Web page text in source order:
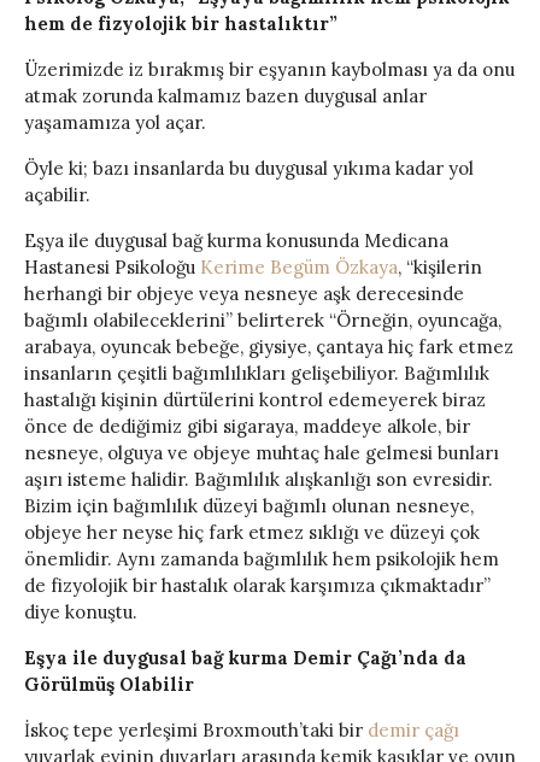
hem de fizyolojik bir hastalıktır”
Üzerimizde iz bırakmış bir eşyanın kaybolması ya da onu
atmak zorunda kalmamız bazen duygusal anlar
yaşamamıza yol açar.
Öyle ki; bazı insanlarda bu duygusal yıkıma kadar yol
açabilir.
Eşya ile duygusal bağ kurma konusunda Medicana
Hastanesi Psikoloğu Kerime Begüm Özkaya, “kişilerin
herhangi bir objeye veya nesneye aşk derecesinde
bağımlı olabileceklerini” belirterek “Örneğin, oyuncağa,
arabaya, oyuncak bebeğe, giysiye, çantaya hiç fark etmez
insanların çeşitli bağımlılıkları gelişebiliyor. Bağımlılık
hastalığı kişinin dürtülerini kontrol edemeyerek biraz
önce de dediğimiz gibi sigaraya, maddeye alkole, bir
nesneye, olguya ve objeye muhtaç hale gelmesi bunları
aşırı isteme halidir. Bağımlılık alışkanlığı son evresidir.
Bizim için bağımlılık düzeyi bağımlı olunan nesneye,
objeye her neyse hiç fark etmez sıklığı ve düzeyi çok
önemlidir. Aynı zamanda bağımlılık hem psikolojik hem
de fizyolojik bir hastalık olarak karşımıza çıkmaktadır”
diye konuştu.
Eşya ile duygusal bağ kurma Demir Çağı’nda da
Görülmüş Olabilir
İskoç tepe yerleşimi Broxmouth’taki bir demir çağı
yuvarlak evinin duvarları arasında kemik kaşıklar ve oyun